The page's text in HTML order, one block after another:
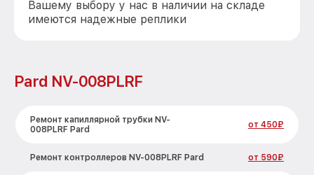
Вашему выбору у нас в наличии на складе
имеются надежные реплики
Pard NV-008PLRF
Ремонт капиллярной трубки NV-
008PLRF Pard
от 450₽
Ремонт контроллеров NV-008PLRF Pard от 590₽